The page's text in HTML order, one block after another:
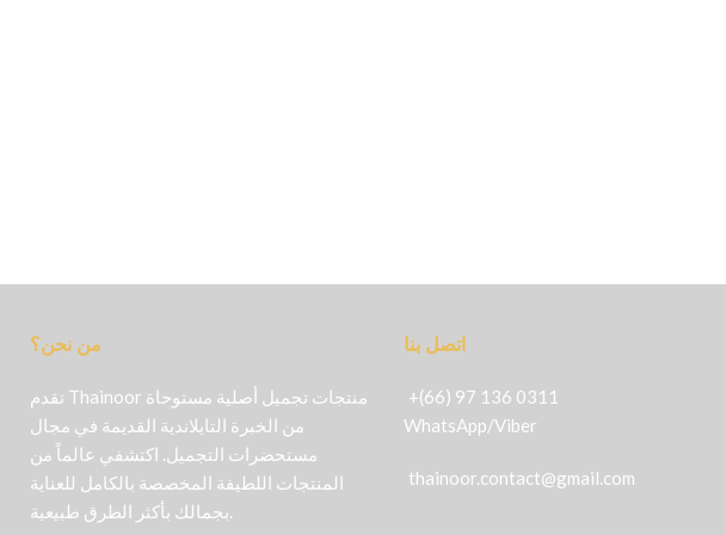
من نحن؟
تقدم Thainoor منتجات تجميل أصلية مستوحاة
من الخبرة التايلاندية القديمة في مجال
مستحضرات التجميل. اكتشفي عالماً من
المنتجات اللطيفة المخصصة بالكامل للعناية
بجمالك بأكثر الطرق طبيعية.
اتصل بنا
+(66) 97 136 0311
WhatsApp/Viber
thainoor.contact@gmail.com